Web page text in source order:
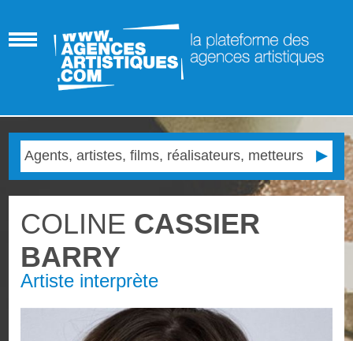
COLINE CASSIER
BARRY
Artiste interprète